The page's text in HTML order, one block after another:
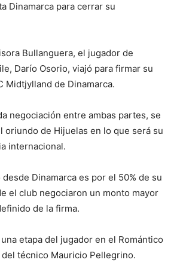
Dinamarca para cerrar su
Bullanguera, el jugador de
Darío Osorio, viajó para firmar su
Midtjylland de Dinamarca.
negociación entre ambas partes, se
oriundo de Hijuelas en lo que será su
internacional.
Dinamarca es por el 50% de su
el club negociaron un monto mayor
de la firma.
etapa del jugador en el Romántico
técnico Mauricio Pellegrino.